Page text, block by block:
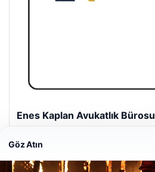
Enes Kaplan Avukatlık Bürosu
Göz Atın